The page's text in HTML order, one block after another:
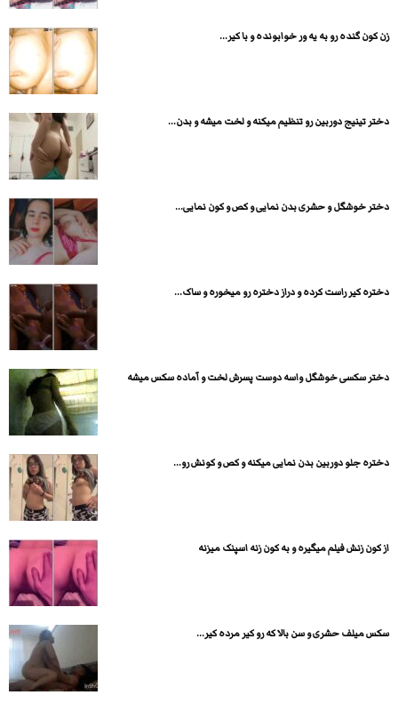
زن کون گنده رو به یه ور خوابونده و با کیر...
دختر تینیج دوربین رو تنظیم میکنه و لخت میشه و بدن...
دختر خوشگل و حشری بدن نمایی و کص و کون نمایی...
دختره کیر راست کرده و دراز دختره رو میخوره و ساک...
دختر سکسی خوشگل واسه دوست پسرش لخت و آماده سکس میشه
دختره جلو دوربین بدن نمایی میکنه و کص و کونش رو...
از کون زنش فیلم میگیره و به کون زنه اسپنک میزنه
سکس میلف حشری و سن بالا که رو کیر مرده کیر...